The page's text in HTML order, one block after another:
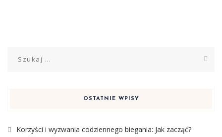
OSTATNIE WPISY
Korzyści i wyzwania codziennego biegania: Jak zacząć?